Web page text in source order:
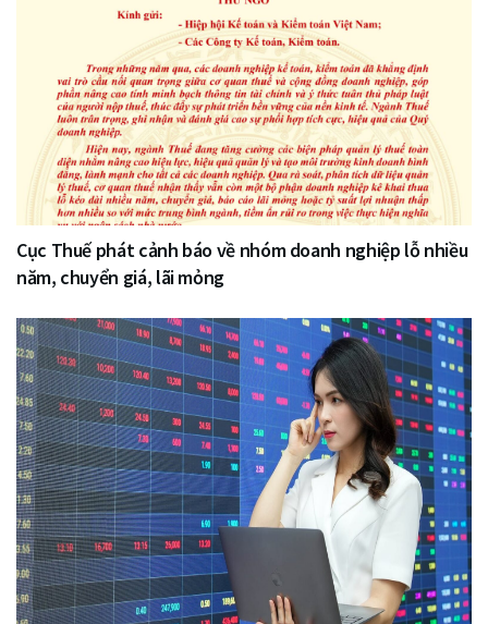
Cục Thuế phát cảnh báo về nhóm doanh nghiệp lỗ nhiều
năm, chuyển giá, lãi mỏng